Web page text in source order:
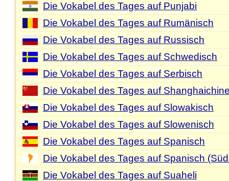
Die Vokabel des Tages auf Punjabi
Die Vokabel des Tages auf Rumänisch
Die Vokabel des Tages auf Russisch
Die Vokabel des Tages auf Schwedisch
Die Vokabel des Tages auf Serbisch
Die Vokabel des Tages auf
Die Vokabel des Tages auf Slowakisch
Die Vokabel des Tages auf Slowenisch
Die Vokabel des Tages auf Spanisch
Die Vokabel des Tages auf Spanisch
Die Vokabel des Tages auf Suaheli